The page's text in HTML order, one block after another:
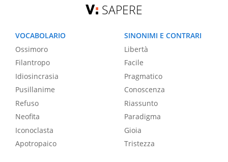
SAPERE
VOCABOLARIO
Ossimoro
Filantropo
Idiosincrasia
Pusillanime
Refuso
Neofita
Iconoclasta
Apotropaico
SINONIMI E CONTRARI
Libertà
Facile
Pragmatico
Conoscenza
Riassunto
Paradigma
Gioia
Tristezza